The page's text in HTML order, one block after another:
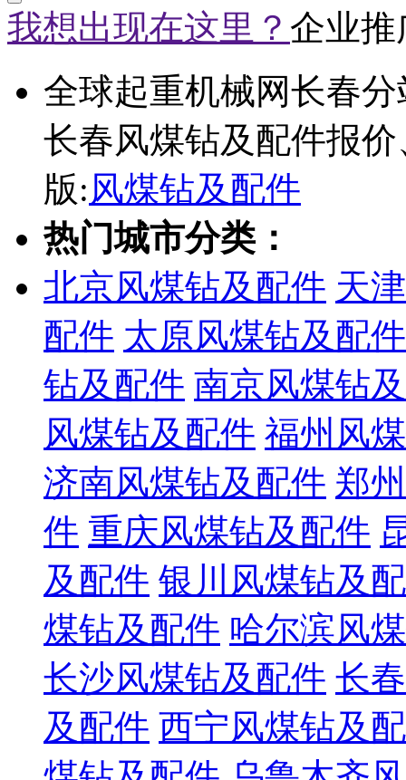
我想出现在这里？ 企业推
全球起重机械网长春
长春风煤钻及配件报
版:风煤钻及配件
热门城市分类：
北京风煤钻及配件 天
配件 太原风煤钻及配件
钻及配件 南京风煤钻
风煤钻及配件 福州风
济南风煤钻及配件 郑
件 重庆风煤钻及配件
及配件 银川风煤钻及
煤钻及配件 哈尔滨风
长沙风煤钻及配件 长
及配件 西宁风煤钻及